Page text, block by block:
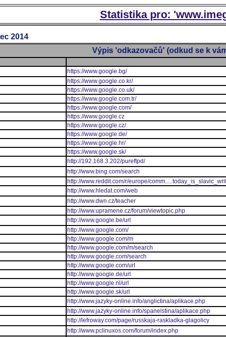
Statistika pro:
2014
Výpis 'odkazovačů' (odkud se k
https://www.google.bg/
https://www.google.co.kr/
https://www.google.co.uk/
https://www.google.com.tr/
https://www.google.com/
https://www.google.cz
https://www.google.cz/
https://www.google.de/
https://www.google.hr/
https://www.google.sk/
http://192.168.3.202/pureftpd/
http://www.bing.com/search
http://www.reddit.com/r/europe/
http://www.hledat.com/web
http://www.dwn.cz/teacher
http://www.upramene.cz/forum/viewtopic.php
http://www.google.be/url
http://www.google.com/
http://www.google.com/m
http://www.google.com/m/search
http://www.google.com/search
http://www.google.com/url
http://www.google.de/url
http://www.google.nl/url
http://www.google.sk/url
http://www.jazyky-online.info/anglictina/aplikace.php
http://www.jazyky-online.info/spanelstina/aplikace.php
http://lefroway.com/page/russkaja-raskladka-glagolicy
http://www.pclinuxos.com/forum/index.php